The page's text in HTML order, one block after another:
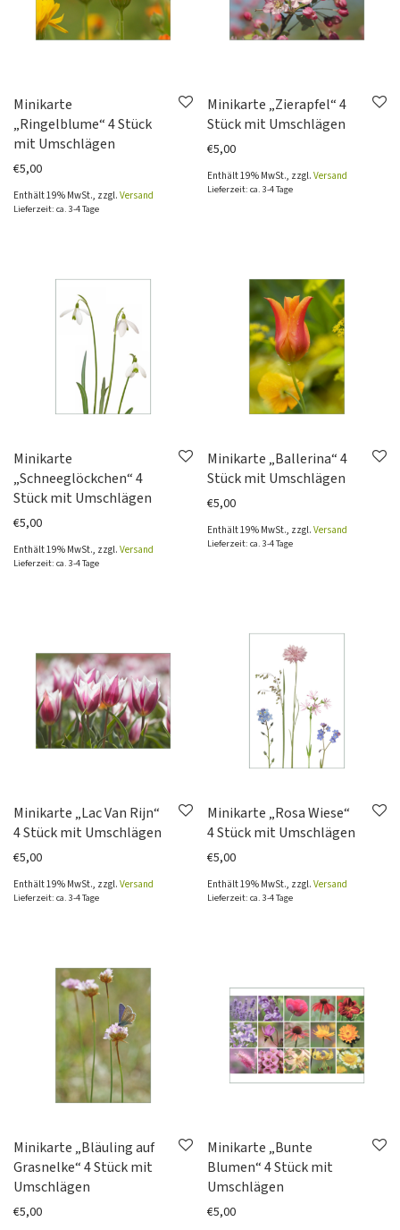
Minikarte
„Ringelblume“ 4 Stück
mit Umschlägen
€5,00
Enthält 19% MwSt., zzgl. Versand
Lieferzeit: ca. 3-4 Tage
Minikarte „Zierapfel“ 4
Stück mit Umschlägen
€5,00
Enthält 19% MwSt., zzgl. Versand
Lieferzeit: ca. 3-4 Tage
Minikarte
„Schneeglöckchen“ 4
Stück mit Umschlägen
€5,00
Enthält 19% MwSt., zzgl. Versand
Lieferzeit: ca. 3-4 Tage
Minikarte „Ballerina“ 4
Stück mit Umschlägen
€5,00
Enthält 19% MwSt., zzgl. Versand
Lieferzeit: ca. 3-4 Tage
Minikarte „Lac Van Rijn“
4 Stück mit Umschlägen
€5,00
Enthält 19% MwSt., zzgl. Versand
Lieferzeit: ca. 3-4 Tage
Minikarte „Rosa Wiese“
4 Stück mit Umschlägen
€5,00
Enthält 19% MwSt., zzgl. Versand
Lieferzeit: ca. 3-4 Tage
Minikarte „Bläuling auf
Grasnelke“ 4 Stück mit
Umschlägen
€5,00
Minikarte „Bunte
Blumen“ 4 Stück mit
Umschlägen
€5,00